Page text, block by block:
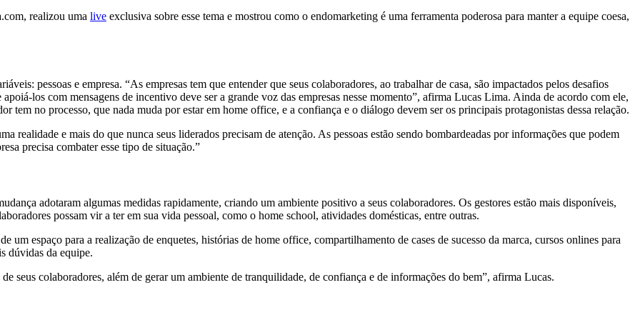
realizou uma live exclusiva sobre esse tema e mostrou como o endomarketing é uma ferramenta poderosa para manter a equipe coesa,
pessoas e empresa. “As empresas tem que entender que seus colaboradores, ao trabalhar de casa, são impactados pelos desafios
los com mensagens de incentivo deve ser a grande voz das empresas nesse momento”, afirma Lucas Lima. Ainda de acordo com ele,
tem no processo, que nada muda por estar em home office, e a confiança e o diálogo devem ser os principais protagonistas dessa relação.
realidade e mais do que nunca seus liderados precisam de atenção. As pessoas estão sendo bombardeadas por informações que podem
precisa combater esse tipo de situação.”
adotaram algumas medidas rapidamente, criando um ambiente positivo a seus colaboradores. Os gestores estão mais disponíveis,
possam vir a ter em sua vida pessoal, como o home school, atividades domésticas, entre outras.
espaço para a realização de enquetes, histórias de home office, compartilhamento de cases de sucesso da marca, cursos onlines para
dúvidas da equipe.
seus colaboradores, além de gerar um ambiente de tranquilidade, de confiança e de informações do bem”, afirma Lucas.